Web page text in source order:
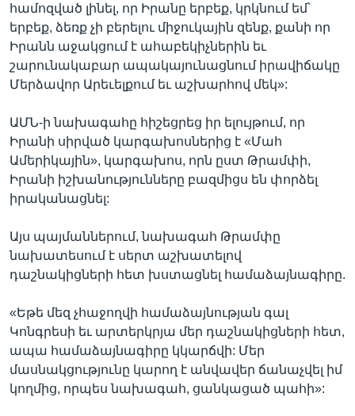
համոզված լինել, որ Իրանը երբեք, կրկնում եմ՝
երբեք, ձեռք չի բերելու միջուկային զենք, քանի որ
Իրանն աջակցում է ահաբեկիչներին եւ
շարունակաբար ապակայունացնում իրավիճակը
Մերձավոր Արեւելքում եւ աշխարհով մեկ»:
ԱՄՆ-ի նախագահը հիշեցրեց իր ելույթում, որ
Իրանի սիրված կարգախոսներից է «Մահ
Ամերիկային», կարգախոս, որն ըստ Թրամփի,
Իրանի իշխանությունները բազմիցս են փորձել
իրականացնել:
Այս պայմաններում, նախագահ Թրամփը
նախատեսում է սերտ աշխատելով
դաշնակիցների հետ խստացնել համաձայնագիրը.
«Եթե մեզ չհաջողվի համաձայնության գալ
Կոնգրեսի եւ արտերկրյա մեր դաշնակիցների հետ,
ապա համաձայնագիրը կկարճվի: Մեր
մասնակցությունը կարող է անվավեր ճանաչվել իմ
կողմից, որպես նախագահ, ցանկացած պահի»: